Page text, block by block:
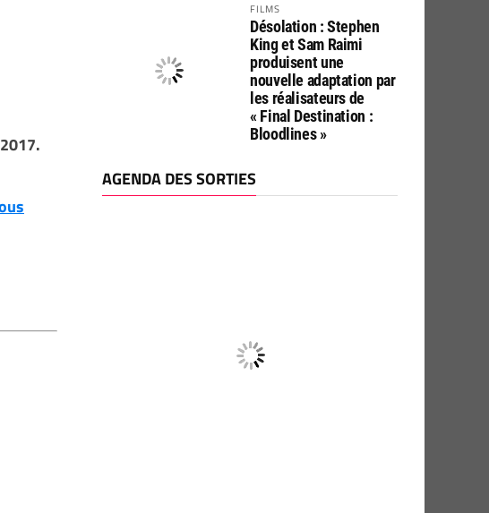
FILMS
Désolation : Stephen
King et Sam Raimi
produisent une
nouvelle adaptation par
les réalisateurs de
« Final Destination :
Bloodlines »
AGENDA DES SORTIES